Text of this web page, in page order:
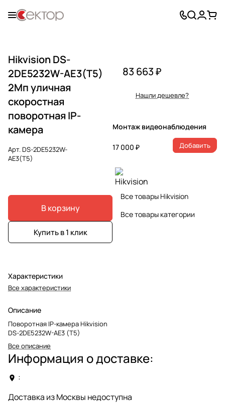
Hikvision DS-
2DE5232W-AE3(T5)
2Мп уличная
скоростная
поворотная IP-
камера
Арт.DS-2DE5232W-
AE3(T5)
В корзину
Купить в 1 клик
Характеристики
Все характеристики
Описание
Поворотная IP-камера Hikvision
DS-2DE5232W-AE3 (T5)
Все описание
83 663 ₽
Нашли дешевле?
Монтаж видеонаблюдения
17 000 ₽ Добавить
Все товары Hikvision
Все товары категории
Информация о доставке:
:
Доставка из Москвы недоступна